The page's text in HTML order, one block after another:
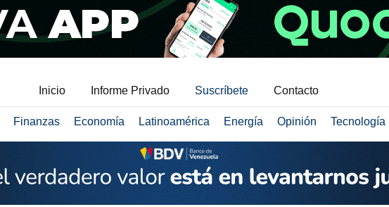
Inicio Informe Privado Suscríbete Contacto
Finanzas Economía Latinoamérica Energía Opinión Tecnología